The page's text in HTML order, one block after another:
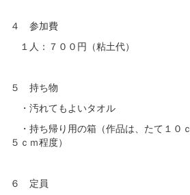
４ 参加費
１人：７００円（粘土代）
５ 持ち物
・汚れてもよいタオル
・持ち帰り用の箱（作品は、たて１０
５ｃｍ程度）
６ 定員